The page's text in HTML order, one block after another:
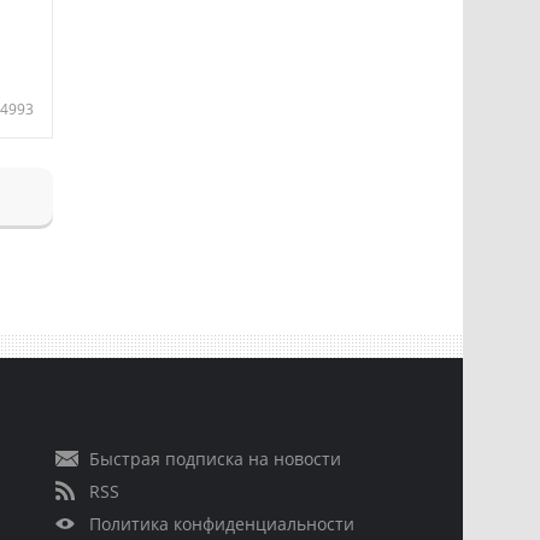
4993
Быстрая подписка на новости
RSS
Политика конфиденциальности